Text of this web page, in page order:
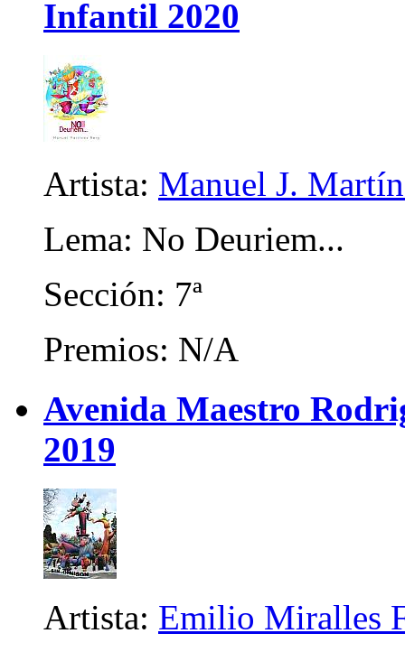
Infantil 2020
Artista: Manuel J.
Lema: No Deuriem...
Sección: 7ª
Premios: N/A
Avenida Maestro
2019
Artista: Emilio Miralles